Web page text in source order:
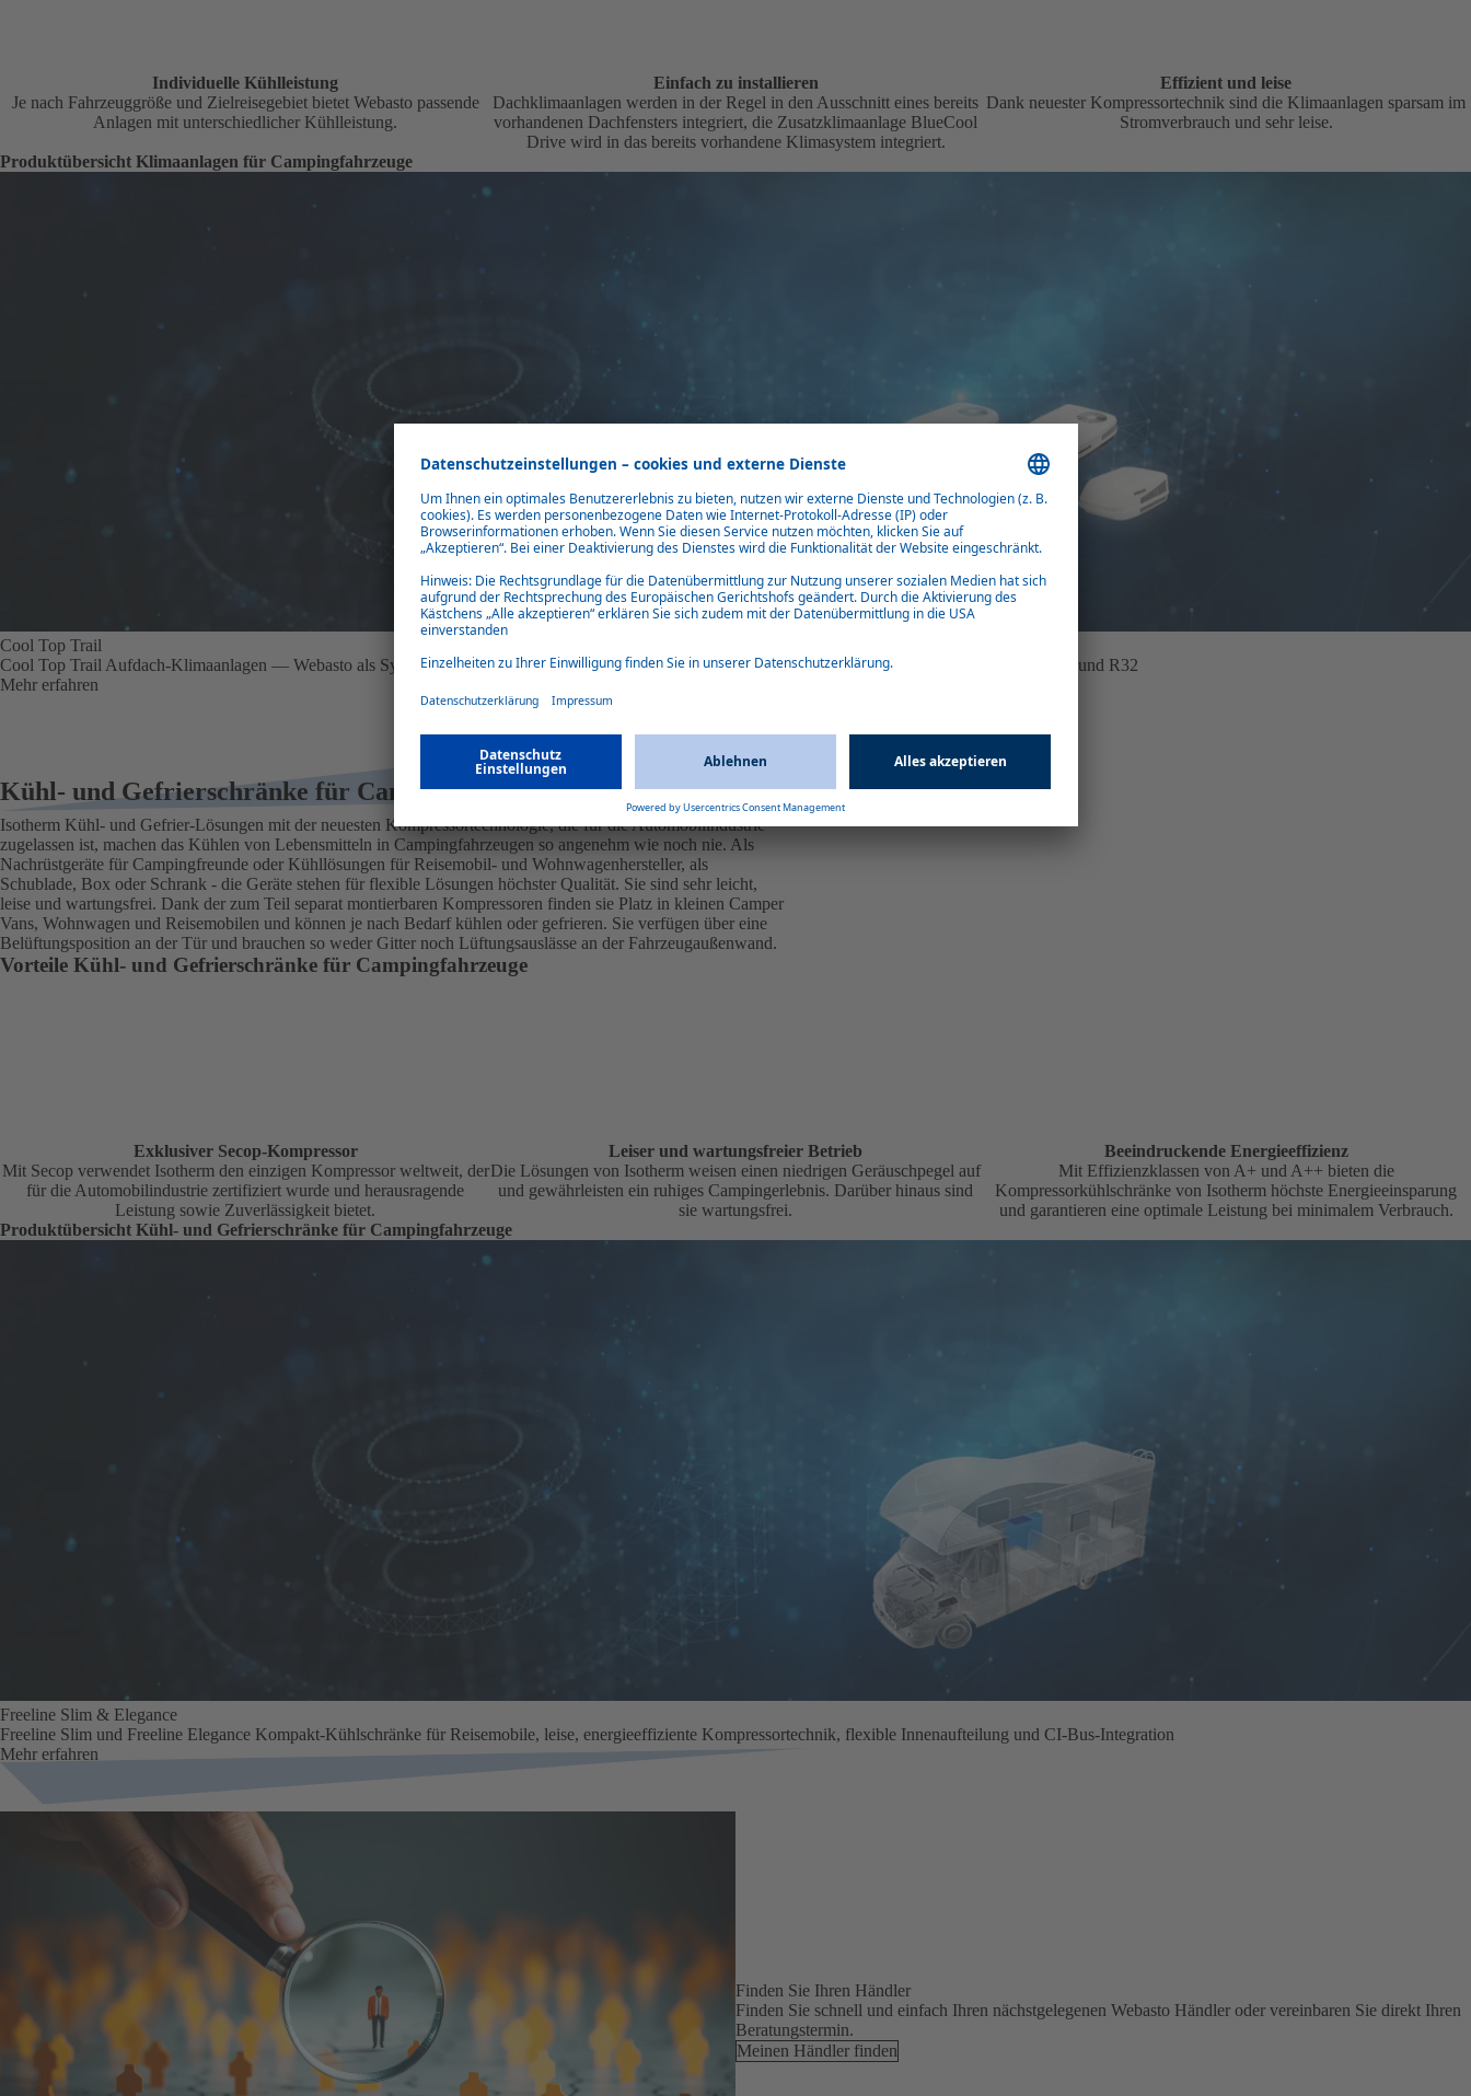
Individuelle Kühlleistung
Je nach Fahrzeuggröße und Zielreisegebiet bietet Webasto passende
Anlagen mit unterschiedlicher Kühlleistung.
Einfach zu installieren
Dachklimaanlagen werden in der Regel in den Ausschnitt eines bereits
vorhandenen Dachfensters integriert, die Zusatzklimaanlage BlueCool
Drive wird in das bereits vorhandene Klimasystem integriert.
Effizient und leise
Dank neuester Kompressortechnik sind die Klimaanlagen sparsam im
Stromverbrauch und sehr leise.
Produktübersicht Klimaanlagen für Campingfahrzeuge
Cool Top Trail
Cool Top Trail Aufdach-Klimaanlagen — Webasto als Systempartner für effiziente, leise Klimaanlagen für Wohnmobile bis 10 m, 2–3,6 kW, Wärmepumpe und R32
Mehr erfahren
Kühl- und Gefrierschränke für Campingfahrzeuge
Isotherm Kühl- und Gefrier-Lösungen mit der neuesten Kompressortechnologie, die für die Automobilindustrie
zugelassen ist, machen das Kühlen von Lebensmitteln in Campingfahrzeugen so angenehm wie noch nie. Als
Nachrüstgeräte für Campingfreunde oder Kühllösungen für Reisemobil- und Wohnwagenhersteller, als
Schublade, Box oder Schrank - die Geräte stehen für flexible Lösungen höchster Qualität. Sie sind sehr leicht,
leise und wartungsfrei. Dank der zum Teil separat montierbaren Kompressoren finden sie Platz in kleinen Camper
Vans, Wohnwagen und Reisemobilen und können je nach Bedarf kühlen oder gefrieren. Sie verfügen über eine
Belüftungsposition an der Tür und brauchen so weder Gitter noch Lüftungsauslässe an der Fahrzeugaußenwand.
Vorteile Kühl- und Gefrierschränke für Campingfahrzeuge
Exklusiver Secop-Kompressor
Mit Secop verwendet Isotherm den einzigen Kompressor weltweit, der
für die Automobilindustrie zertifiziert wurde und herausragende
Leistung sowie Zuverlässigkeit bietet.
Leiser und wartungsfreier Betrieb
Die Lösungen von Isotherm weisen einen niedrigen Geräuschpegel auf
und gewährleisten ein ruhiges Campingerlebnis. Darüber hinaus sind
sie wartungsfrei.
Beeindruckende Energieeffizienz
Mit Effizienzklassen von A+ und A++ bieten die
Kompressorkühlschränke von Isotherm höchste Energieeinsparung
und garantieren eine optimale Leistung bei minimalem Verbrauch.
Produktübersicht Kühl- und Gefrierschränke für Campingfahrzeuge
Freeline Slim & Elegance
Freeline Slim und Freeline Elegance Kompakt-Kühlschränke für Reisemobile, leise, energieeffiziente Kompressortechnik, flexible Innenaufteilung und CI-Bus-Integration
Mehr erfahren
Finden Sie Ihren Händler
Finden Sie schnell und einfach Ihren nächstgelegenen Webasto Händler oder vereinbaren Sie direkt Ihren
Beratungstermin.
Meinen Händler finden